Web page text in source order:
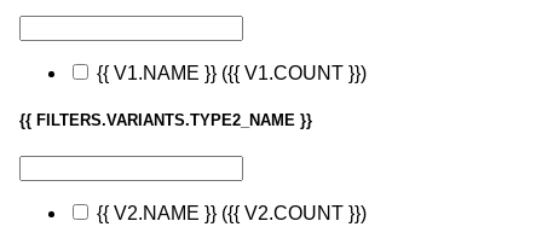
{{ V1.NAME }} ({{ V1.COUNT }})
{{ FILTERS.VARIANTS.TYPE2_NAME }}
{{ V2.NAME }} ({{ V2.COUNT }})